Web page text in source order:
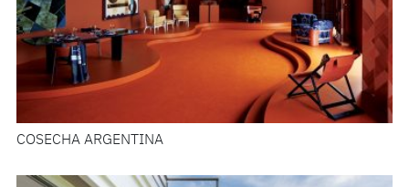
COSECHA ARGENTINA